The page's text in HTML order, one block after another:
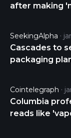
after making
SeekingAlpha
Cascades to
packaging
Cointelegraph
Columbia
reads like
undervalued
term growth.
that have